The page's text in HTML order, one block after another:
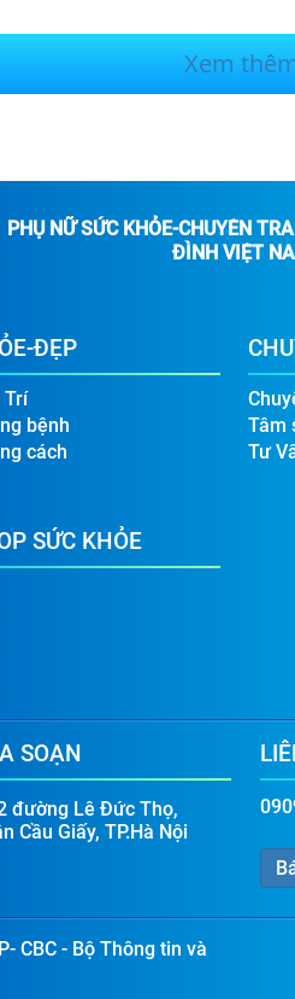
Xem
PHỤ NỮ SỨC KHỎE-CHUYÊN
ĐÌNH VIỆT
ĐẸP
Trí
bệnh
cách
Tâm
Tư
SỨC KHỎE
SOẠN
đường Lê Đức Thọ,
Cầu Giấy, TP.Hà Nội
CBC - Bộ Thông tin và